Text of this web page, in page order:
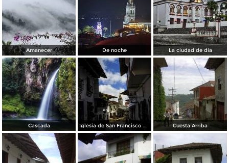
Amanecer De noche La ciudad de dia
Cascada Iglesia de San Francisco de Asís Cuesta Arriba